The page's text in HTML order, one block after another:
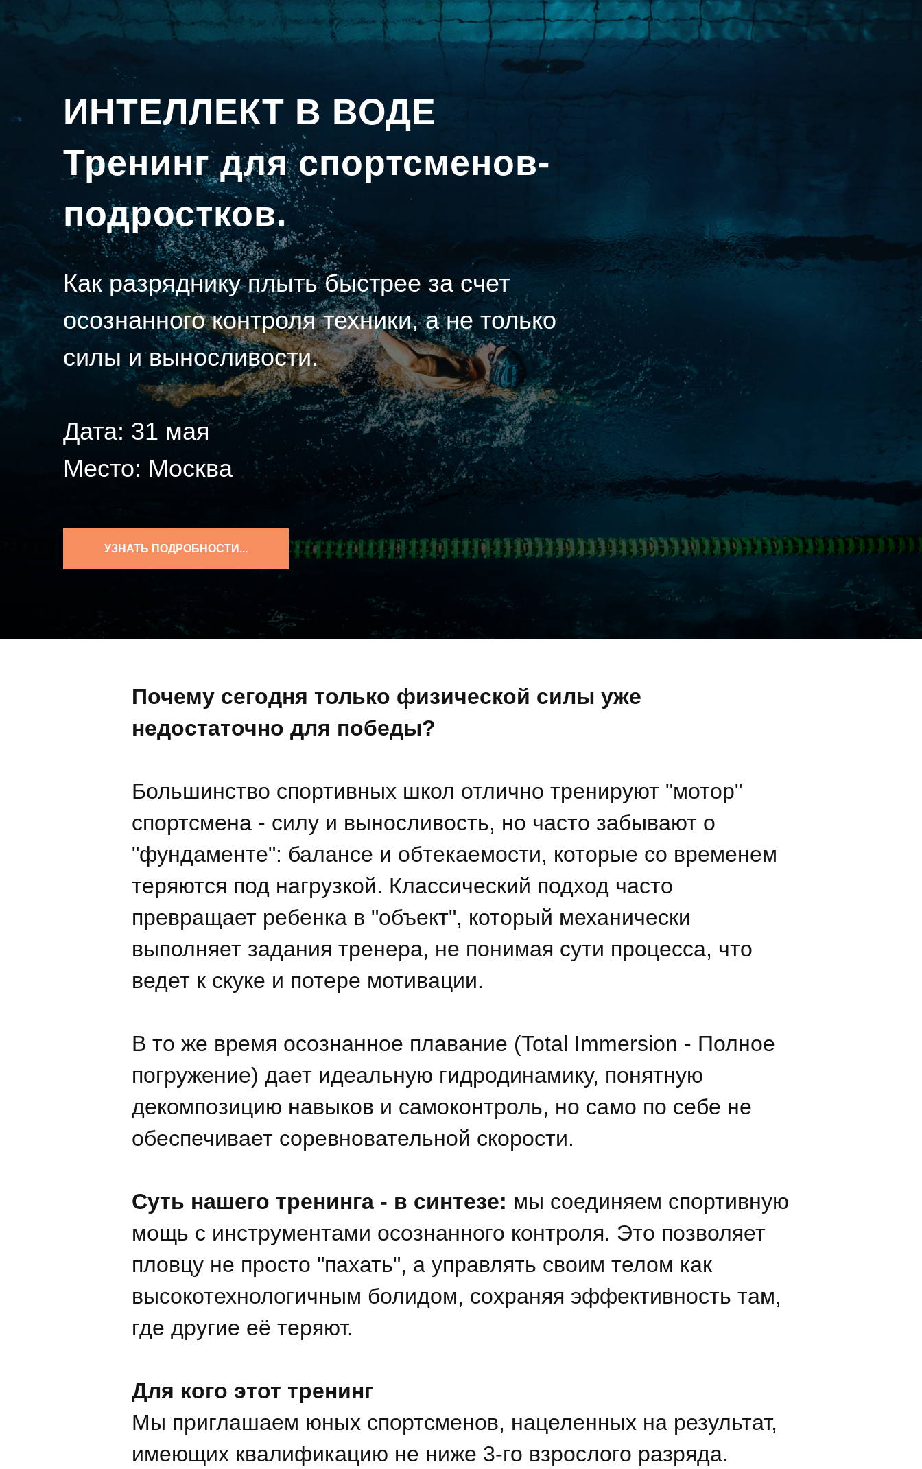
ИНТЕЛЛЕКТ В ВОДЕ
Тренинг для спортсменов-
подростков.
Как разряднику плыть быстрее за счет
осознанного контроля техники, а не только
силы и выносливости.
Дата: 31 мая
Место: Москва
УЗНАТЬ ПОДРОБНОСТИ...
Почему сегодня только физической силы уже
недостаточно для победы?
Большинство спортивных школ отлично тренируют "мотор"
спортсмена - силу и выносливость, но часто забывают о
"фундаменте": балансе и обтекаемости, которые со временем
теряются под нагрузкой. Классический подход часто
превращает ребенка в "объект", который механически
выполняет задания тренера, не понимая сути процесса, что
ведет к скуке и потере мотивации.
В то же время осознанное плавание (Total Immersion - Полное
погружение) дает идеальную гидродинамику, понятную
декомпозицию навыков и самоконтроль, но само по себе не
обеспечивает соревновательной скорости.
Суть нашего тренинга - в синтезе: мы соединяем спортивную
мощь с инструментами осознанного контроля. Это позволяет
пловцу не просто "пахать", а управлять своим телом как
высокотехнологичным болидом, сохраняя эффективность там,
где другие её теряют.
Для кого этот тренинг
Мы приглашаем юных спортсменов, нацеленных на результат,
имеющих квалификацию не ниже 3-го взрослого разряда.